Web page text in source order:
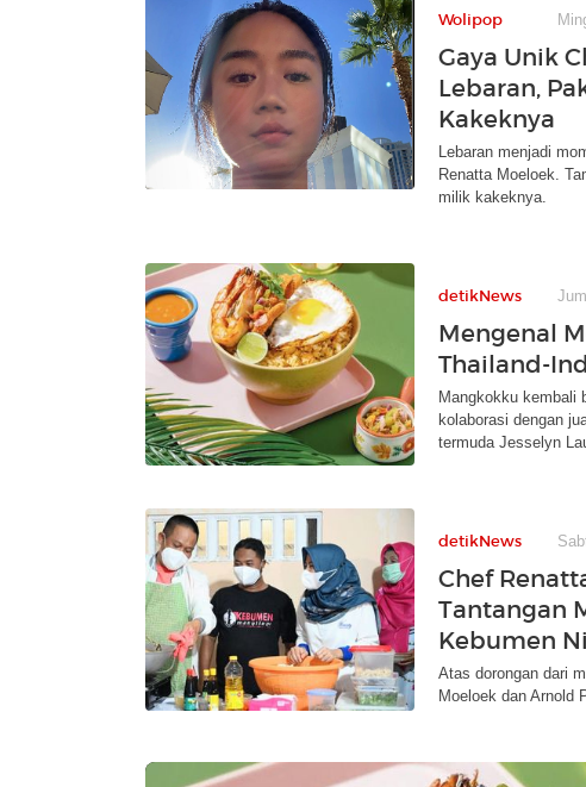
Wolipop
Gaya Unik
Lebaran,
Kakeknya
Lebaran menjadi
Renatta Moeloek.
milik kakeknya.
detikNews
Mengenal
Thailand-
Mangkokku kembali
kolaborasi dengan
termuda Jesselyn
detikNews
Chef
Tantangan
Kebumen
Atas dorongan dari
Moeloek dan Arnold